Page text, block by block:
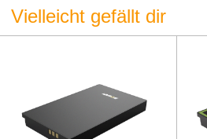
Vielleicht gefällt dir